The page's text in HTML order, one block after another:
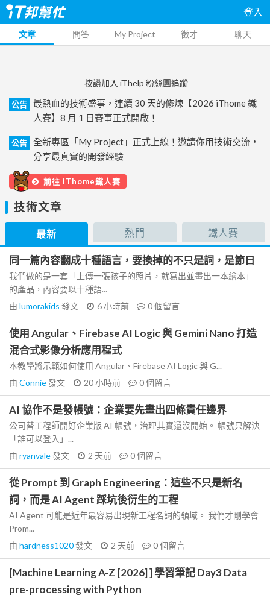
登入
文章 問答 My Project 徵才 聊天
按讚加入 iThelp 粉絲團追蹤
公告
最熱血的技術盛事，連續 30 天的修煉【2026 iThome 鐵
人賽】8 月 1 日賽事正式開啟！
公告
全新專區「My Project」正式上線！邀請你用技術交流，
分享最真實的開發經驗
前往 iThome鐵人賽
技術文章
最新 熱門 鐵人賽
同一篇內容翻成十種語言，要換掉的不只是詞，是節日
我們做的是一套「上傳一張孩子的照片，就寫出並畫出一本繪本」
的產品，內容要以十種語...
由 lumorakids 發文 6 小時前 0個留言
使用 Angular、Firebase AI Logic 與 Gemini Nano 打造
混合式影像分析應用程式
本教學將示範如何使用 Angular、Firebase AI Logic 與 G...
由 Connie發文 20 小時前 0個留言
AI 協作不是發帳號：企業要先畫出四條責任邊界
公司替工程師開好企業版 AI 帳號，治理其實還沒開始。 帳號只解決
「誰可以登入」...
由 ryanvale發文 2 天前 0個留言
從 Prompt 到 Graph Engineering：這些不只是新名
詞，而是 AI Agent 踩坑後衍生的工程
AI Agent 可能是近年最容易出現新工程名詞的領域。 我們才剛學會
Prom...
由 hardness1020發文 2 天前 0個留言
[Machine Learning A-Z [2026] ] 學習筆記 Day3 Data
pre-processing with Python